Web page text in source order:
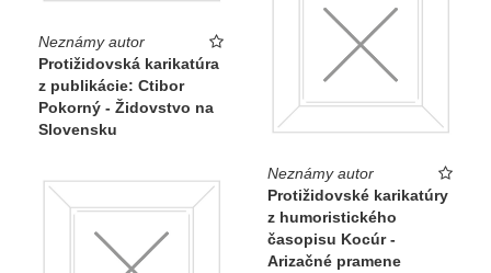
Neznámy autor
Protižidovská karikatúra
z publikácie: Ctibor
Pokorný - Židovstvo na
Slovensku
Neznámy autor
Protižidovské karikatúry
z humoristického
časopisu Kocúr -
Arizačné pramene